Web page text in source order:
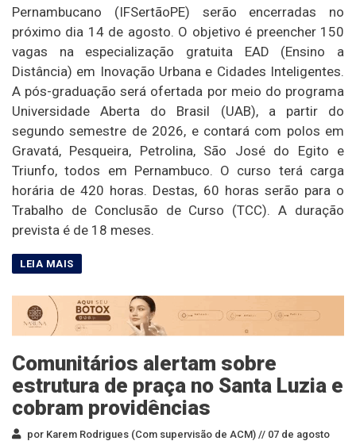
Pernambucano (IFSertãoPE) serão encerradas no
próximo dia 14 de agosto. O objetivo é preencher 150
vagas na especialização gratuita EAD (Ensino a
Distância) em Inovação Urbana e Cidades Inteligentes.
A pós-graduação será ofertada por meio do programa
Universidade Aberta do Brasil (UAB), a partir do
segundo semestre de 2026, e contará com polos em
Gravatá, Pesqueira, Petrolina, São José do Egito e
Triunfo, todos em Pernambuco. O curso terá carga
horária de 420 horas. Destas, 60 horas serão para o
Trabalho de Conclusão de Curso (TCC). A duração
prevista é de 18 meses.
Comunitários alertam sobre
estrutura de praça no Santa Luzia e
cobram providências
por Karem Rodrigues (Com supervisão de ACM) // 07 de agosto